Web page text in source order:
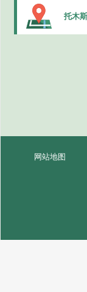
托木
网站地图